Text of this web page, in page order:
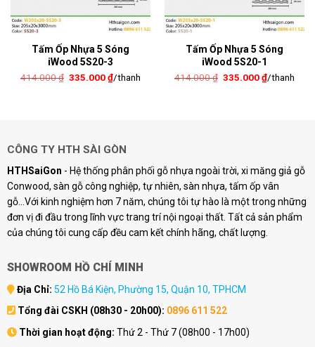
Tấm Ốp Nhựa 5 Sóng
iWood 5S20-3
414.000₫ Giá
335.000₫Giá
/thanh
Tấm Ốp Nhựa 5 Sóng
iWood 5S20-1
414.000₫ Giá
335.000₫Giá
/thanh
CÔNG TY HTH SÀI GÒN
HTHSaiGon - Hệ thống phân phối gỗ nhựa ngoài trời, xi măng giả gỗ
Conwood, sàn gỗ công nghiệp, tự nhiên, sàn nhựa, tấm ốp vân
gỗ...Với kinh nghiệm hơn 7 năm, chúng tôi tự hào là một trong những
đơn vị đi đầu trong lĩnh vực trang trí nội ngoại thất. Tất cả sản phẩm
của chúng tôi cung cấp đều cam kết chính hãng, chất lượng.
SHOWROOM HỒ CHÍ MINH
Địa Chỉ: 52 Hồ Bá Kiện, Phường 15, Quận 10, TPHCM
Tổng đài CSKH (08h30 - 20h00): 0896 611 522
Thời gian hoạt động: Thứ 2 - Thứ 7 (08h00 - 17h00)